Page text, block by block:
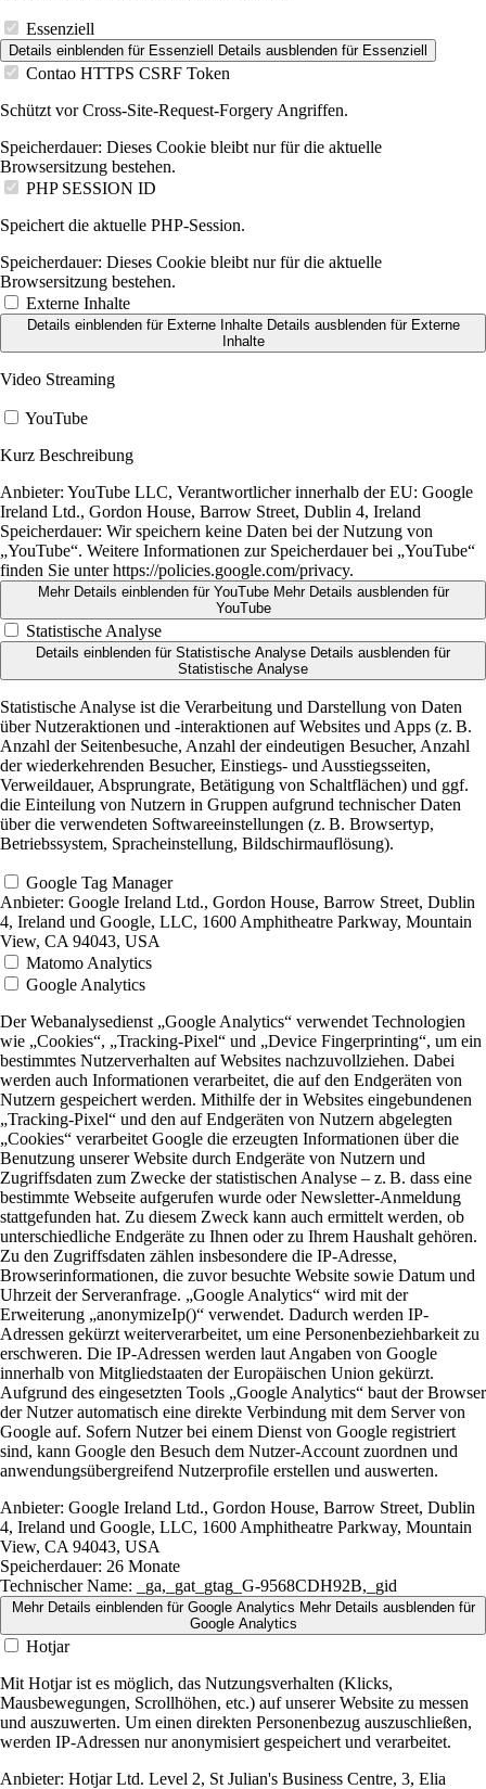
Essenziell
Details einblenden für Essenziell Details ausblenden für Essenziell
Contao HTTPS CSRF Token
Schützt vor Cross-Site-Request-Forgery Angriffen.
Speicherdauer: Dieses Cookie bleibt nur für die aktuelle
Browsersitzung bestehen.
PHP SESSION ID
Speichert die aktuelle PHP-Session.
Speicherdauer: Dieses Cookie bleibt nur für die aktuelle
Browsersitzung bestehen.
Externe Inhalte
Details einblendenfür Externe Inhalte Details ausblendenfür Externe
Inhalte
Video Streaming
YouTube
Kurz Beschreibung
Anbieter: YouTube LLC, Verantwortlicher innerhalb der EU: Google
Ireland Ltd., Gordon House, Barrow Street, Dublin 4, Ireland
Speicherdauer: Wir speichern keine Daten bei der Nutzung von
„YouTube“. Weitere Informationen zur Speicherdauer bei „YouTube“
finden Sie unter https://policies.google.com/privacy.
Mehr Details einblendenfür YouTube Mehr Details ausblendenfür
YouTube
Statistische Analyse
Details einblenden für Statistische Analyse Details ausblenden für
Statistische Analyse
Statistische Analyse ist die Verarbeitung und Darstellung von Daten
über Nutzeraktionen und -interaktionen auf Websites und Apps (z. B.
Anzahl der Seitenbesuche, Anzahl der eindeutigen Besucher, Anzahl
der wiederkehrenden Besucher, Einstiegs- und Ausstiegsseiten,
Verweildauer, Absprungrate, Betätigung von Schaltflächen) und ggf.
die Einteilung von Nutzern in Gruppen aufgrund technischer Daten
über die verwendeten Softwareeinstellungen (z. B. Browsertyp,
Betriebssystem, Spracheinstellung, Bildschirmauflösung).
Google Tag Manager
Anbieter: Google Ireland Ltd., Gordon House, Barrow Street, Dublin
4, Ireland und Google, LLC, 1600 Amphitheatre Parkway, Mountain
View, CA 94043, USA
Matomo Analytics
Google Analytics
Der Webanalysedienst „Google Analytics“ verwendet Technologien
wie „Cookies“, „Tracking-Pixel“ und „Device Fingerprinting“, um ein
bestimmtes Nutzerverhalten auf Websites nachzuvollziehen. Dabei
werden auch Informationen verarbeitet, die auf den Endgeräten von
Nutzern gespeichert werden. Mithilfe der in Websites eingebundenen
„Tracking-Pixel“ und den auf Endgeräten von Nutzern abgelegten
„Cookies“ verarbeitet Google die erzeugten Informationen über die
Benutzung unserer Website durch Endgeräte von Nutzern und
Zugriffsdaten zum Zwecke der statistischen Analyse – z. B. dass eine
bestimmte Webseite aufgerufen wurde oder Newsletter-Anmeldung
stattgefunden hat. Zu diesem Zweck kann auch ermittelt werden, ob
unterschiedliche Endgeräte zu Ihnen oder zu Ihrem Haushalt gehören.
Zu den Zugriffsdaten zählen insbesondere die IP-Adresse,
Browserinformationen, die zuvor besuchte Website sowie Datum und
Uhrzeit der Serveranfrage. „Google Analytics“ wird mit der
Erweiterung „anonymizeIp()“ verwendet. Dadurch werden IP-
Adressen gekürzt weiterverarbeitet, um eine Personenbeziehbarkeit zu
erschweren. Die IP-Adressen werden laut Angaben von Google
innerhalb von Mitgliedstaaten der Europäischen Union gekürzt.
Aufgrund des eingesetzten Tools „Google Analytics“ baut der Browser
der Nutzer automatisch eine direkte Verbindung mit dem Server von
Google auf. Sofern Nutzer bei einem Dienst von Google registriert
sind, kann Google den Besuch dem Nutzer-Account zuordnen und
anwendungsübergreifend Nutzerprofile erstellen und auswerten.
Anbieter: Google Ireland Ltd., Gordon House, Barrow Street, Dublin
4, Ireland und Google, LLC, 1600 Amphitheatre Parkway, Mountain
View, CA 94043, USA
Speicherdauer: 26 Monate
Technischer Name: _ga,_gat_gtag_G-9568CDH92B,_gid
Mehr Details einblendenfür Google Analytics Mehr Details ausblendenfür
Google Analytics
Hotjar
Mit Hotjar ist es möglich, das Nutzungsverhalten (Klicks,
Mausbewegungen, Scrollhöhen, etc.) auf unserer Website zu messen
und auszuwerten. Um einen direkten Personenbezug auszuschließen,
werden IP-Adressen nur anonymisiert gespeichert und verarbeitet.
Anbieter: Hotjar Ltd. Level 2, St Julian's Business Centre, 3, Elia